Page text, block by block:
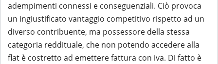
adempimenti connessi e conseguenziali. Ciò provoca
un ingiustificato vantaggio competitivo rispetto ad un
diverso contribuente, ma possessore della stessa
categoria reddituale, che non potendo accedere alla
flat è costretto ad emettere fattura con iva. Di fatto è